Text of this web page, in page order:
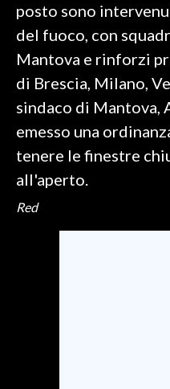
SPETTACOLI
GOSSIP
SALUTE
SARDEGNA TURISMO
posto sono
del fuoco, con
Mantova e rinforzi
di Brescia, Milano,
sindaco di Mantova,
emesso una
tenere le finestre
all'aperto.
Red